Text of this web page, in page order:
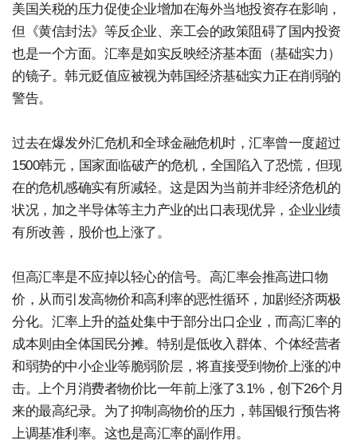
美国关税的压力促使企业增加在海外当地投资存在影响，
但《黄信封法》等反企业、亲工会的政策阻碍了国内投资
也是一个方面。汇率是如实反映经济基本面（基础实力）
的镜子。韩元贬值应被视为韩国经济基础实力正在削弱的
警告。
过去在爆发外汇危机和全球金融危机时，汇率曾一度超过
1500韩元，国家面临破产的危机，全国陷入了恐慌，但现
在的危机感确实有所减轻。这是因为当前并非经济危机的
状况，加之半导体等主力产业的出口表现优异，企业业绩
有所改善，股价也上涨了。
但高汇率是不应掉以轻心的信号。高汇率会推高进口物
价，从而引发高物价和高利率的恶性循环，加剧经济两极
分化。汇率上升的益处集中于部分出口企业，而高汇率的
成本则由全体国民分摊。特别是低收入群体、个体经营者
和弱势的中小企业等脆弱阶层，将直接受到物价上涨的冲
击。上个月消费者物价比一年前上涨了3.1%，创下26个月
来的最高纪录。为了抑制高物价的压力，韩国银行预告将
上调基准利率。这也是高汇率的副作用。